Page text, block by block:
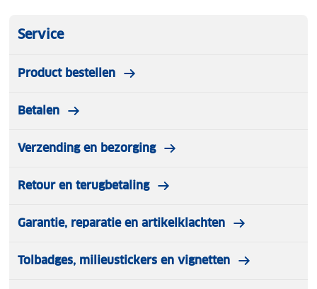
Service
Product bestellen
Betalen
Verzending en bezorging
Retour en terugbetaling
Garantie, reparatie en artikelklachten
Tolbadges, milieustickers en vignetten